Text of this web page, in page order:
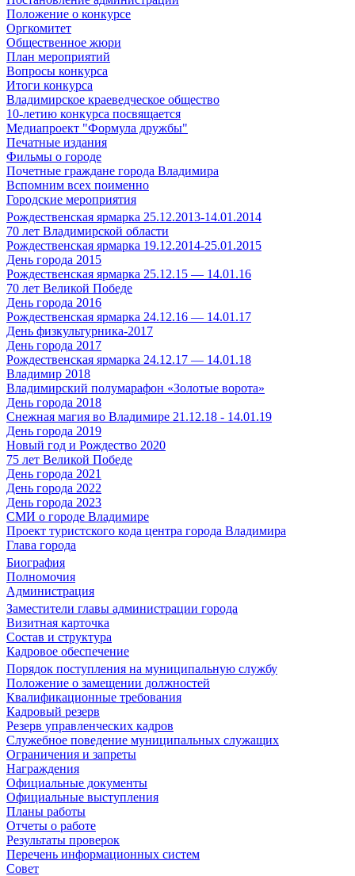
Положение о конкурсе
Оргкомитет
Общественное жюри
План мероприятий
Вопросы конкурса
Итоги конкурса
Владимирское краеведческое общество
10-летию конкурса посвящается
Медиапроект "Формула дружбы"
Печатные издания
Фильмы о городе
Почетные граждане города Владимира
Вспомним всех поименно
Городские мероприятия
Рождественская ярмарка 25.12.2013-14.01.2014
70 лет Владимирской области
Рождественская ярмарка 19.12.2014-25.01.2015
День города 2015
Рождественская ярмарка 25.12.15 — 14.01.16
70 лет Великой Победе
День города 2016
Рождественская ярмарка 24.12.16 — 14.01.17
День физкультурника-2017
День города 2017
Рождественская ярмарка 24.12.17 — 14.01.18
Владимир 2018
Владимирский полумарафон «Золотые ворота»
День города 2018
Снежная магия во Владимире 21.12.18 - 14.01.19
День города 2019
Новый год и Рождество 2020
75 лет Великой Победе
День города 2021
День города 2022
День города 2023
СМИ о городе Владимире
Проект туристского кода центра города Владимира
Глава города
Биография
Полномочия
Администрация
Заместители главы администрации города
Визитная карточка
Состав и структура
Кадровое обеспечение
Порядок поступления на муниципальную службу
Положение о замещении должностей
Квалификационные требования
Кадровый резерв
Резерв управленческих кадров
Служебное поведение муниципальных служащих
Ограничения и запреты
Награждения
Официальные документы
Официальные выступления
Планы работы
Отчеты о работе
Результаты проверок
Перечень информационных систем
Совет